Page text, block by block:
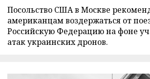
Посольство США в Москве
американцам воздержаться от
Российскую Федерацию на фоне
атак украинских дронов.